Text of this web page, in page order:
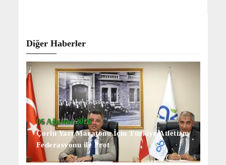
Diğer Haberler
06 Ağustos 2026
Çorlu Yarı Maratonu İçin Türkiye Atletizm
Federasyonu ile Prot